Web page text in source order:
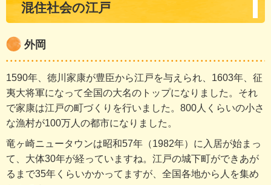
混住社会の江戸
外岡
1590年、徳川家康が豊臣から江戸を与えられ、1603年、征
夷大将軍になって全国の大名のトップになりました。それ
で家康は江戸の町づくりを行いました。800人くらいの小さ
な漁村が100万人の都市になりました。
竜ヶ崎ニュータウンは昭和57年（1982年）に入居が始まっ
て、大体30年が経っていますね。江戸の城下町ができあが
るまで35年くらいかかってますが、全国各地から人を集め